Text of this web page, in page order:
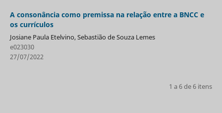
A consonância como premissa na relação entre a BNCC e
os currículos
Josiane Paula Etelvino, Sebastião de Souza Lemes
e023030
27/07/2022
1 a 6 de 6 itens